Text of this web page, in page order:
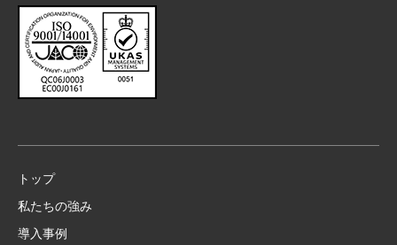
トップ
私たちの強み
導入事例